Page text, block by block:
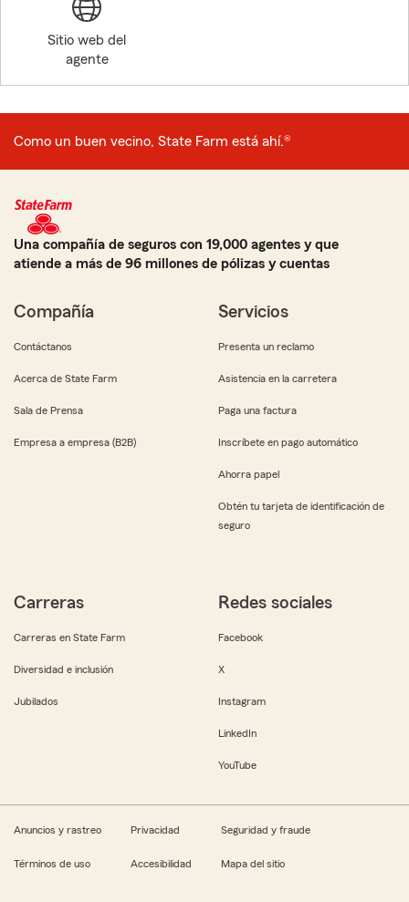
Sitio web del
agente
Como un buen vecino, State Farm está ahí.®
Una compañía de seguros con 19,000 agentes y que
atiende a más de 96 millones de pólizas y cuentas
Compañía
Contáctanos
Acerca de State Farm
Sala de Prensa
Empresa a empresa (B2B)
Servicios
Presenta un reclamo
Asistencia en la carretera
Paga una factura
Inscríbete en pago automático
Ahorra papel
Obtén tu tarjeta de identificación de
seguro
Carreras
Carreras en State Farm
Diversidad e inclusión
Jubilados
Redes sociales
Facebook
X
Instagram
LinkedIn
YouTube
Anuncios y rastreo Privacidad Seguridad y fraude
Términos de uso Accesibilidad Mapa del sitio